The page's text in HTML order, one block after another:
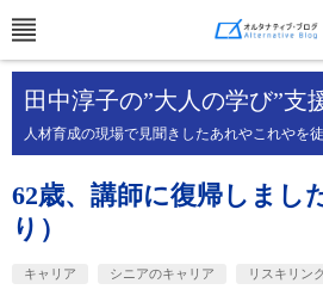
田中淳子の”大人の学び”支
人材育成の現場で見聞きしたあれやこれやを
62歳、講師に復帰しまし
り）
キャリア シニアのキャリア リスキリン